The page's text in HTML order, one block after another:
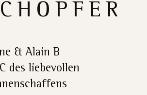
& Alain B
des liebevollen